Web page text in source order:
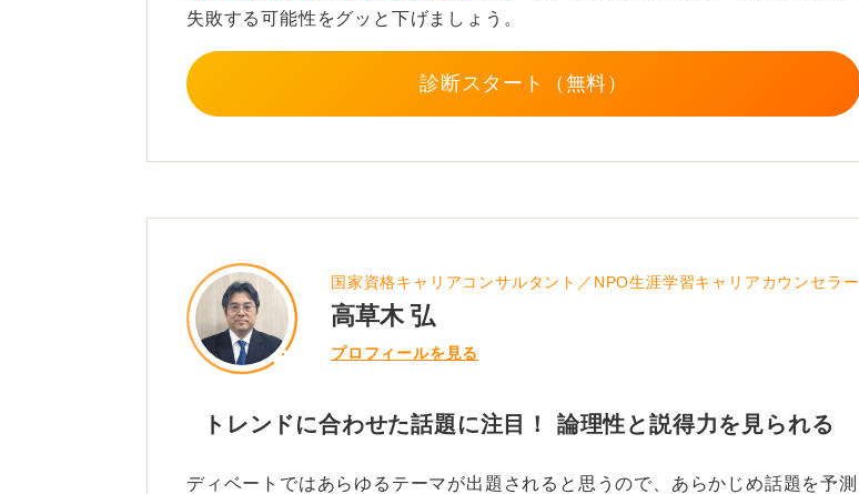
0
失敗する可能性をグッと下げましょう。
診断スタート（無料）
国家資格キャリアコンサルタント／NPO生涯学習キャリアカウンセラー
高草木 弘
プロフィールを見る
トレンドに合わせた話題に注目！ 論理性と説得力を見られる
ディベートではあらゆるテーマが出題されると思うので、あらかじめ話題を予測